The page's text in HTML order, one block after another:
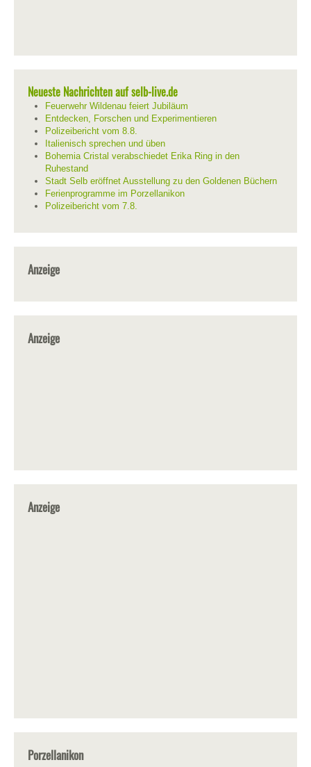
Neueste Nachrichten auf selb-live.de
Feuerwehr Wildenau feiert Jubiläum
Entdecken, Forschen und Experimentieren
Polizeibericht vom 8.8.
Italienisch sprechen und üben
Bohemia Cristal verabschiedet Erika Ring in den
Ruhestand
Stadt Selb eröffnet Ausstellung zu den Goldenen Büchern
Ferienprogramme im Porzellanikon
Polizeibericht vom 7.8.
Anzeige
Anzeige
Anzeige
Porzellanikon